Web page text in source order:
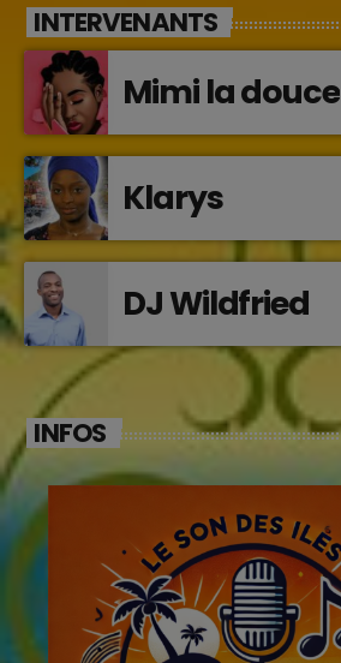
INTERVENANTS
Mimi la douce
Klarys
DJ Wildfried
INFOS